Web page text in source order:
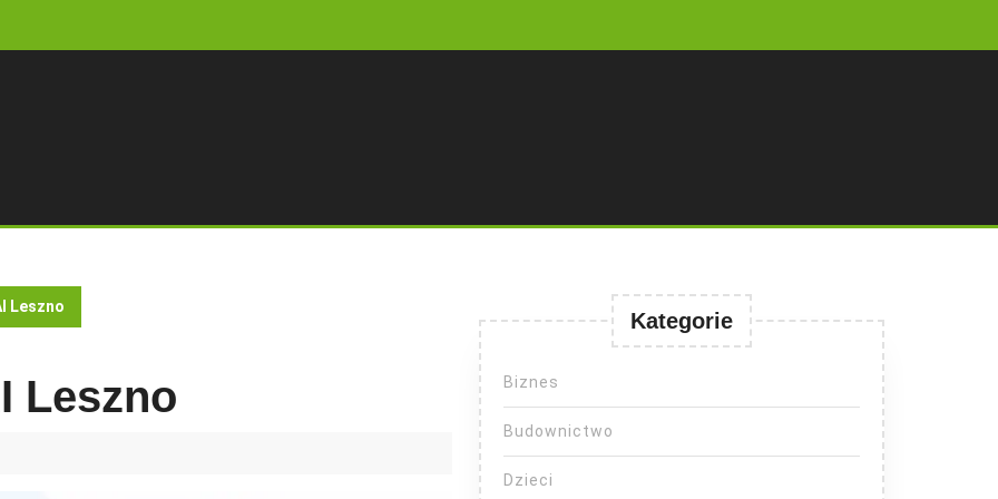
Leszno
Leszno
Kategorie
Biznes
Budownictwo
Dzieci